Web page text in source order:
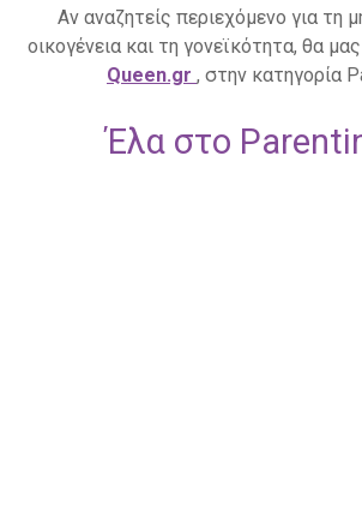
Αν αναζητείς περιεχόμενο για τη
οικογένεια και τη γονεϊκότητα, θα
Queen.gr , στην κατηγορία
Έλα στο